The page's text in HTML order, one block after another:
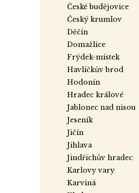
české budějovice
český krumlov
děčín
domažlice
frýdek-místek
havlíčkův brod
hodonín
hradec králové
jablonec nad nisou
jeseník
jičín
jihlava
jindřichův hradec
karlovy vary
karviná